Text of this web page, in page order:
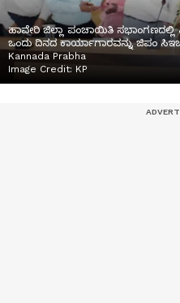
ಹಾವೇರಿ ಜಿಲ್ಲಾ ಪಂಚಾಯಿತಿ
ಒಂದು ದಿನದ ಕಾರ್ಯಾಗಾರವನ್ನು ಜಿಪಂ
Kannada Prabha
Image Credit: KP